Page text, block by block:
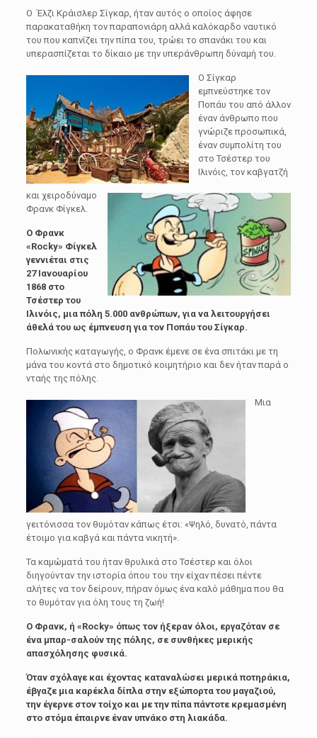
Ο Έλζι Κράισλερ Σίγκαρ, ήταν αυτός ο οποίος άφησε
παρακαταθήκη τον παραπονιάρη αλλά καλόκαρδο ναυτικό
του που καπνίζει την πίπα του, τρώει το σπανάκι του και
υπερασπίζεται το δίκαιο με την υπεράνθρωπη δύναμή του.
Ο Σίγκαρ
εμπνεύστηκε τον
Ποπάυ του από άλλον
έναν άνθρωπο που
γνώριζε προσωπικά,
έναν συμπολίτη του
στο Τσέστερ του
Ιλινόις, τον καβγατζή
και χειροδύναμο
Φρανκ Φίγκελ.
Ο Φρανκ
«Rocky» Φίγκελ
γεννιέται στις
27 Ιανουαρίου
1868 στο
Τσέστερ του
Ιλινόις, μια πόλη 5.000 ανθρώπων, για να λειτουργήσει
άθελά του ως έμπνευση για τον Ποπάυ του Σίγκαρ.
Πολωνικής καταγωγής, ο Φρανκ έμενε σε ένα σπιτάκι με τη
μάνα του κοντά στο δημοτικό κοιμητήριο και δεν ήταν παρά ο
νταής της πόλης.
Μια
γειτόνισσα τον θυμόταν κάπως έτσι: «Ψηλό, δυνατό, πάντα
έτοιμο για καβγά και πάντα νικητή».
Τα καμώματά του ήταν θρυλικά στο Τσέστερ και όλοι
διηγούνταν την ιστορία όπου του την είχαν πέσει πέντε
αλήτες να τον δείρουν, πήραν όμως ένα καλό μάθημα που θα
το θυμόταν για όλη τους τη ζωή!
Ο Φρανκ, ή «Rocky» όπως τον ήξεραν όλοι, εργαζόταν σε
ένα μπαρ-σαλούν της πόλης, σε συνθήκες μερικής
απασχόλησης φυσικά.
Όταν σχόλαγε και έχοντας καταναλώσει μερικά ποτηράκια,
έβγαζε μια καρέκλα δίπλα στην εξώπορτα του μαγαζιού,
την έγερνε στον τοίχο και με την πίπα πάντοτε κρεμασμένη
στο στόμα έπαιρνε έναν υπνάκο στη λιακάδα.